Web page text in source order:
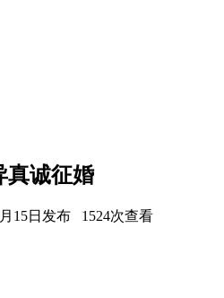
真诚征婚
15日发布 1524次查看